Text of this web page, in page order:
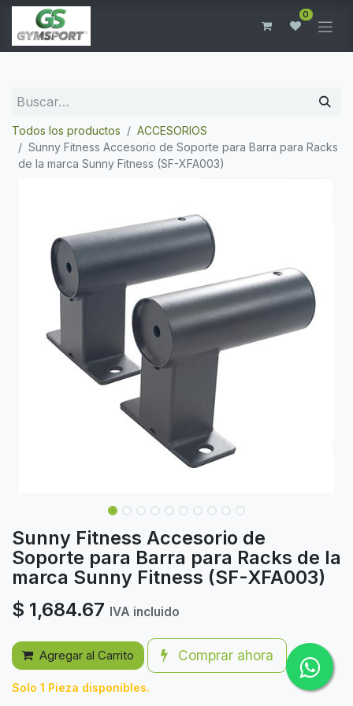
0
Todos los productos
ACCESORIOS
Sunny Fitness Accesorio de Soporte para Barra para Racks
de la marca Sunny Fitness (SF-XFA003)
Sunny Fitness Accesorio de
Soporte para Barra para Racks de la
marca Sunny Fitness (SF-XFA003)
$ 1,684.67 IVA incluido
Agregar al Carrito Comprar ahora
Solo 1 Pieza disponibles.